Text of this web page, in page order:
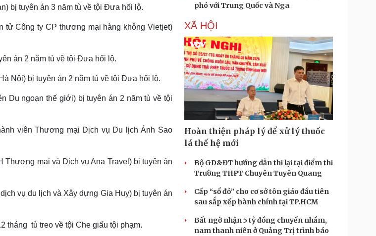
bị tuyên án 3 năm tù về tội Đưa hối lộ.
Công ty CP thương mại hàng không Vietjet)
án 2 năm tù về tội Đưa hối lộ.
Nội) bị tuyên án 2 năm tù về tội Đưa hối lộ.
Du ngoạn thế giới) bị tuyên án 2 năm tù về tội
viên Thương mại Dịch vụ Du lịch Ánh Sao
Thương mại và Dịch vụ Ana Travel) bị tuyên án
vụ du lịch và Xây dựng Gia Huy) bị tuyên án
tháng tù treo về tội Che giấu tội phạm.
phó với Trung Quốc và Nga
XÃ HỘI
Hoàn thiện pháp lý để xử lý thuốc
lá thế hệ mới
Bộ GD&ĐT hướng dẫn thi lại tại điểm thi
Trường THPT Chuyên Tuyên Quang
Cấp “sổ đỏ” cho cơ sở tôn giáo đầu tiên
sau sắp xếp hành chính tại TP.HCM
Bất ngờ nhận 5 tỷ đồng chuyển nhầm,
nam thanh niên ở Quảng Trị trình báo